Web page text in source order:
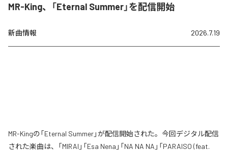
MR-King、「Eternal Summer」を配信開始
新曲情報 2026.7.19
MR-Kingの「Eternal Summer」が配信開始された。今回デジタル配信
された楽曲は、「MIRAI」「Esa Nena」「NA NA NA」「PARAISO (feat.